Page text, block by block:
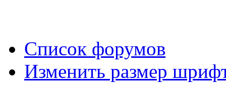
Список форумов
Изменить размер